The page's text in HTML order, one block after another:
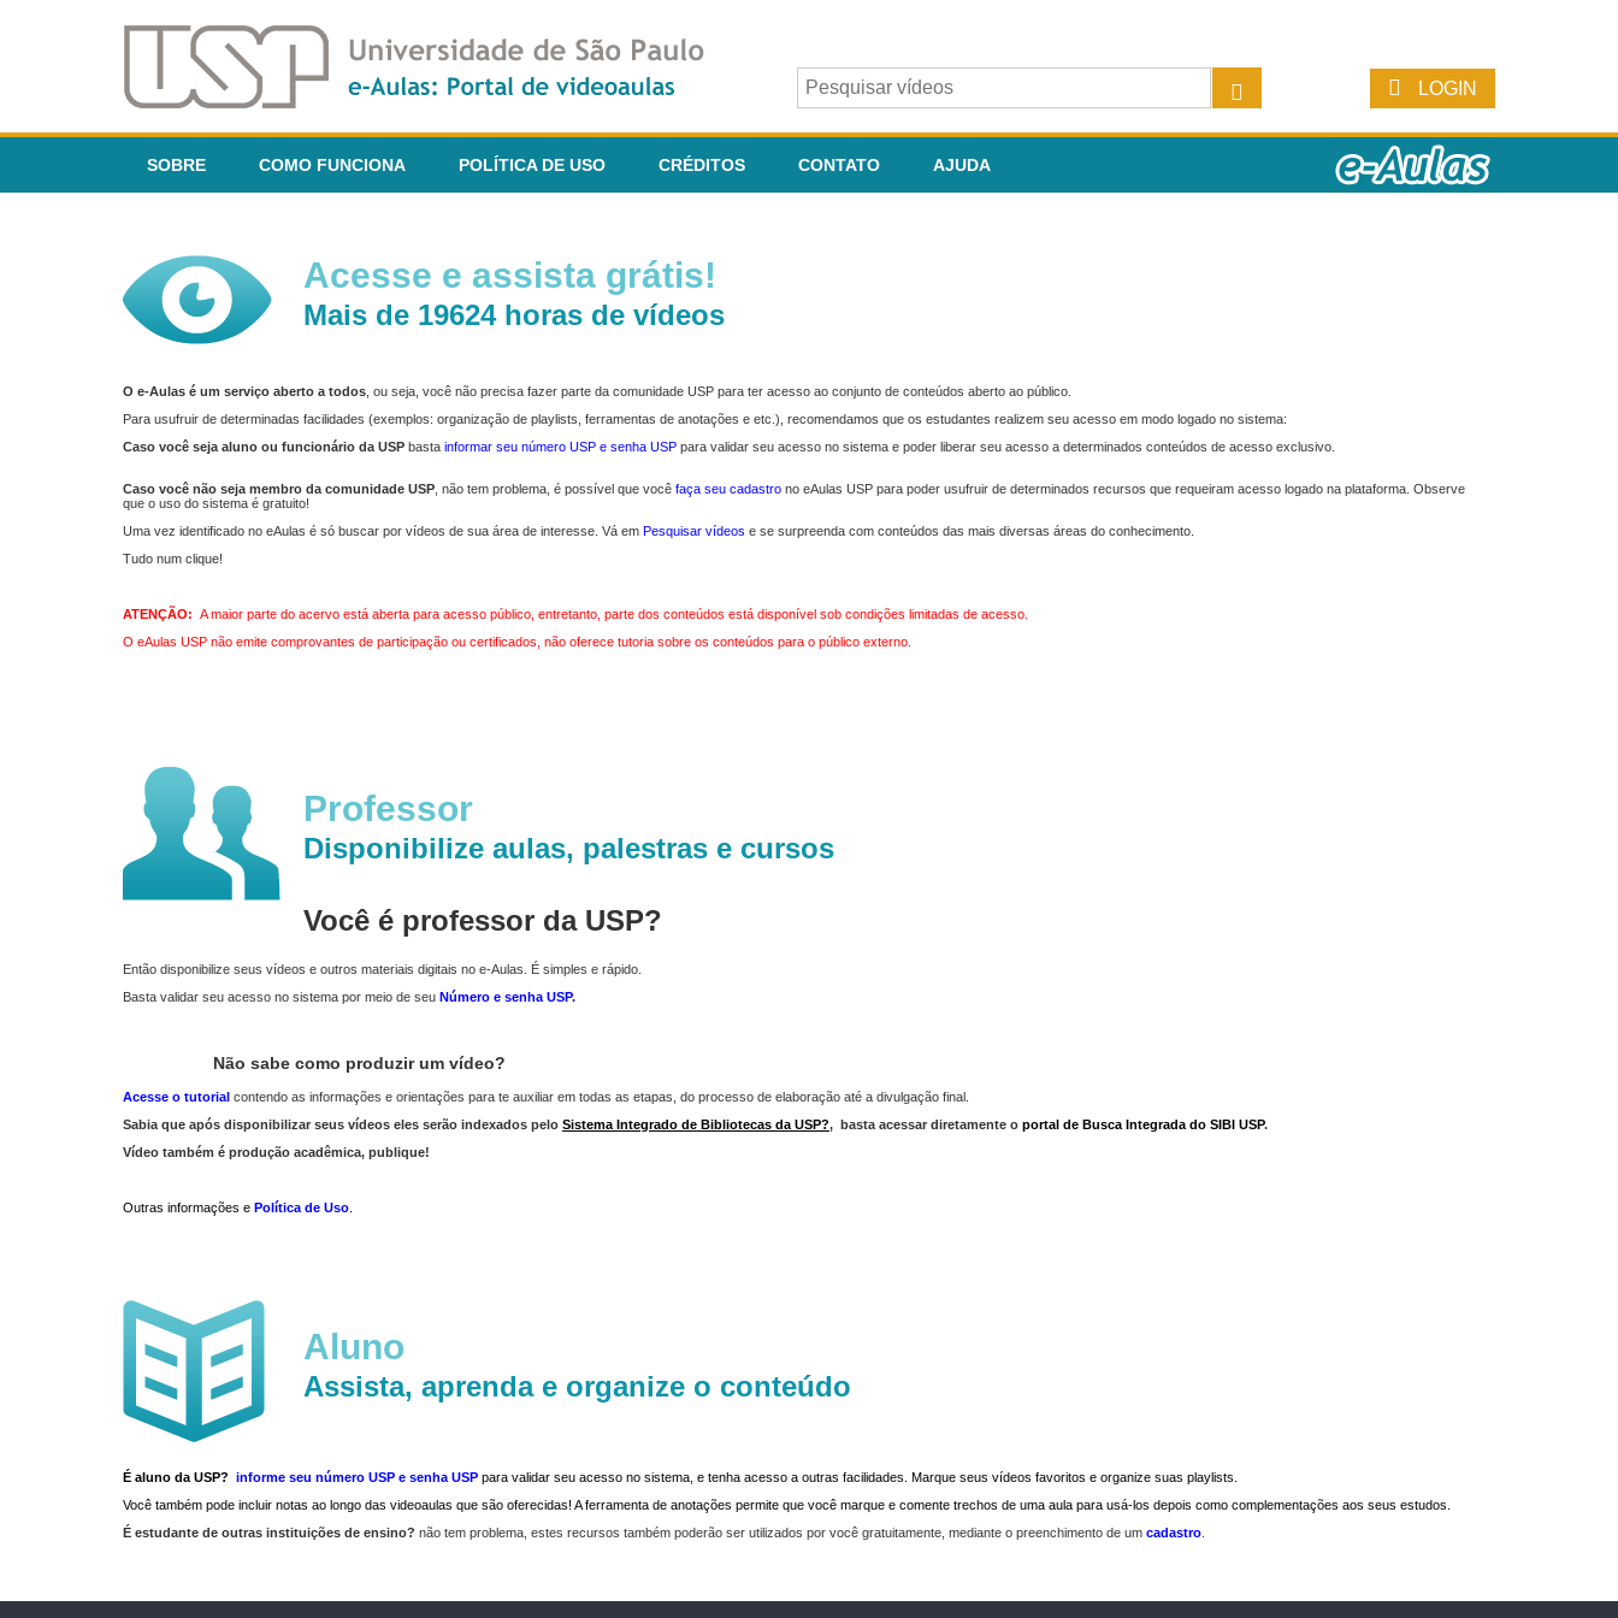
LOGIN
SOBRE COMO FUNCIONA POLÍTICA DE USO CRÉDITOS CONTATO AJUDA
Acesse e assista grátis!
Mais de 19624 horas de vídeos
O e-Aulas é um serviço aberto a todos , ou seja, você não precisa fazer parte da comunidade USP para ter acesso ao conjunto de conteúdos aberto ao público.
Para usufruir de determinadas facilidades (exemplos: organização de playlists, ferramentas de anotações e etc.), recomendamos que os estudantes realizem seu acesso em modo logado no sistema:
Caso você seja aluno ou funcionário da USP basta informar seu número USP e senha USP para validar seu acesso no sistema e poder liberar seu acesso a determinados conteúdos de acesso exclusivo.
Caso você não seja membro da comunidade USP , não tem problema, é possível que você faça seu cadastro no eAulas USP para poder usufruir de determinados recursos que requeiram acesso logado na plataforma. Observe
que o uso do sistema é gratuito!
Uma vez identificado no eAulas é só buscar por vídeos de sua área de interesse. Vá em Pesquisar vídeos e se surpreenda com conteúdos das mais diversas áreas do conhecimento.
Tudo num clique!
ATENÇÃO: A maior parte do acervo está aberta para acesso público, entretanto, parte dos conteúdos está disponível sob condições limitadas de acesso.
O eAulas USP não emite comprovantes de participação ou certificados, não oferece tutoria sobre os conteúdos para o público externo.
Professor
Disponibilize aulas, palestras e cursos
Você é professor da USP?
Então disponibilize seus vídeos e outros materiais digitais no e-Aulas. É simples e rápido.
Basta validar seu acesso no sistema por meio de seu Número e senha USP.
Não sabe como produzir um vídeo?
Acesse o tutorial contendo as informações e orientações para te auxiliar em todas as etapas, do processo de elaboração até a divulgação final.
Sabia que após disponibilizar seus vídeos eles serão indexados pelo Sistema Integrado de Bibliotecas da USP?, basta acessar diretamente o portal de Busca Integrada do SIBI USP.
Vídeo também é produção acadêmica, publique!
Outras informações e Política de Uso
Aluno
Assista, aprenda e organize o conteúdo
É aluno da USP? informe seu número USP e senha USP para validar seu acesso no sistema, e tenha acesso a outras facilidades. Marque seus vídeos favoritos e organize suas playlists.
Você também pode incluir notas ao longo das videoaulas que são oferecidas! A ferramenta de anotações permite que você marque e comente trechos de uma aula para usá-los depois como complementações aos seus estudos.
É estudante de outras instituições de ensino? não tem problema, estes recursos também poderão ser utilizados por você gratuitamente, mediante o preenchimento de um cadastro